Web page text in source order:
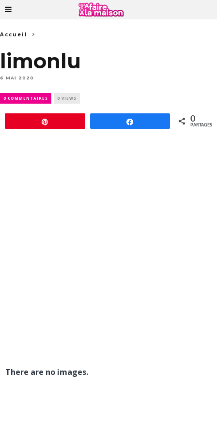
Accueil
limonlu
6 MAI 2020
0 COMMENTAIRES 0 VIEWS
0
PARTAGES
There are no images.